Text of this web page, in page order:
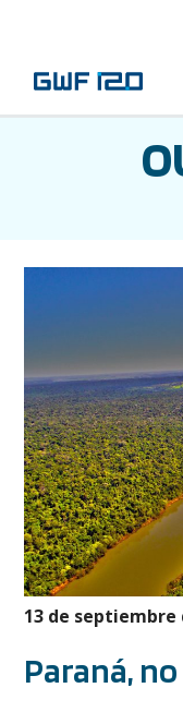
13 de septiembre
Paraná,